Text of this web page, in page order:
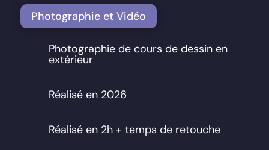
Photographie et Vidéo
Photographie de cours de dessin en
extérieur
Réalisé en 2026
Réalisé en 2h + temps de retouche